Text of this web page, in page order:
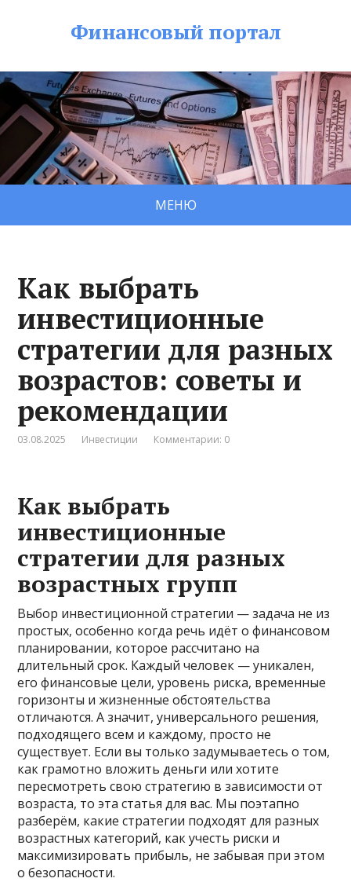
Финансовый портал
МЕНЮ
Как выбрать
инвестиционные
стратегии для разных
возрастов: советы и
рекомендации
03.08.2025 Инвестиции Комментарии: 0
Как выбрать
инвестиционные
стратегии для разных
возрастных групп
Выбор инвестиционной стратегии — задача не из
простых, особенно когда речь идёт о финансовом
планировании, которое рассчитано на
длительный срок. Каждый человек — уникален,
его финансовые цели, уровень риска, временные
горизонты и жизненные обстоятельства
отличаются. А значит, универсального решения,
подходящего всем и каждому, просто не
существует. Если вы только задумываетесь о том,
как грамотно вложить деньги или хотите
пересмотреть свою стратегию в зависимости от
возраста, то эта статья для вас. Мы поэтапно
разберём, какие стратегии подходят для разных
возрастных категорий, как учесть риски и
максимизировать прибыль, не забывая при этом
о безопасности.